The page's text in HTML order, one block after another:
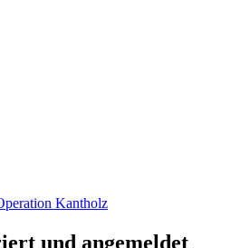
Kantholz
und angemeldet